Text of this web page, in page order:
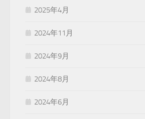
2025年4月
2024年11月
2024年9月
2024年8月
2024年6月